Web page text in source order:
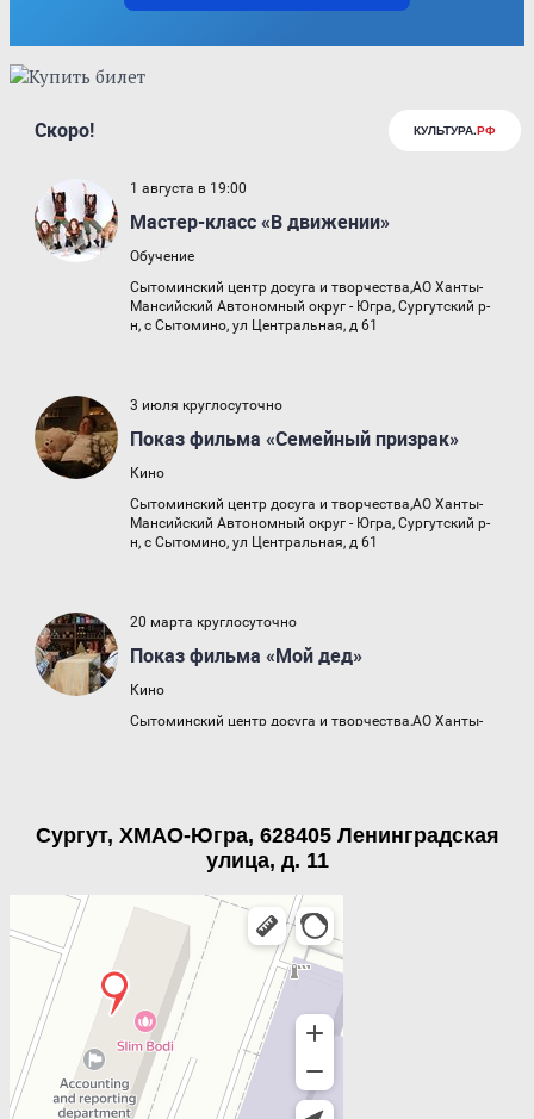
Сургут, ХМАО-Югра, 628405 Ленинградская
улица, д. 11